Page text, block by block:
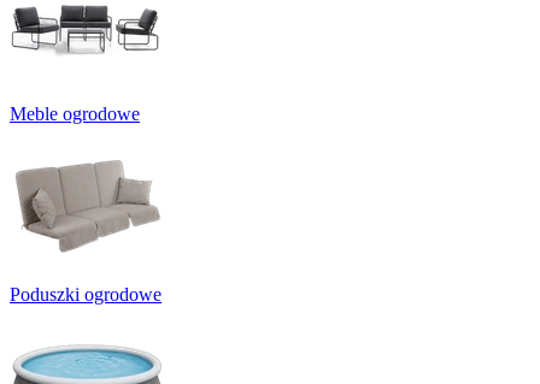
Meble ogrodowe
Poduszki ogrodowe